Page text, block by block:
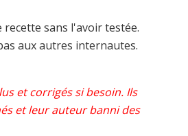
recette sans l'avoir testée.
aux autres internautes.
et corrigés si besoin. Ils
et leur auteur banni des